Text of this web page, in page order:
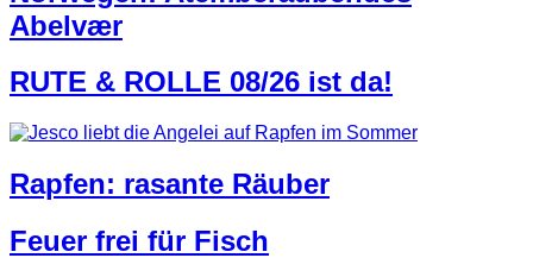
Abelvær
RUTE & ROLLE 08/26 ist da!
Rapfen: rasante Räuber
Feuer frei für Fisch